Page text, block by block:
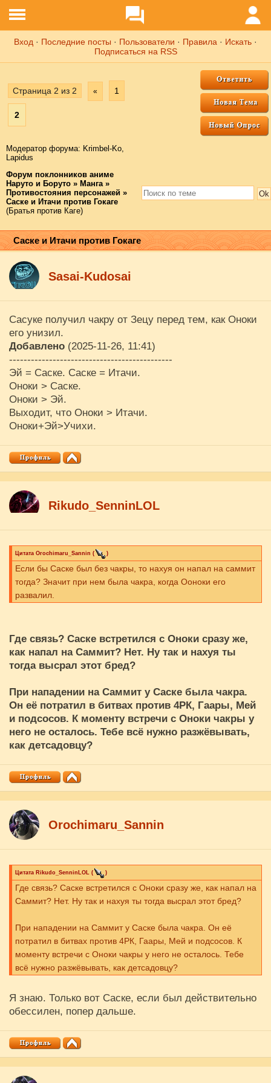
Вход · Последние посты · Пользователи · Правила · Искать ·
Подписаться на RSS
Страница 2 из 2 « 1
2
Модератор форума: Krimbel-Ko,
Lapidus
Форум поклонников аниме
Наруто и Боруто » Манга »
Противостояния персонажей »
Саске и Итачи против Гокаге
(Братья против Каге)
Саске и Итачи против Гокаге
Sasai-Kudosai
Сасуке получил чакру от Зецу перед тем, как Оноки
его унизил.
Добавлено (2025-11-26, 11:41)
---------------------------------------------
Эй = Саске. Саске = Итачи.
Оноки > Саске.
Оноки > Эй.
Выходит, что Оноки > Итачи.
Оноки+Эй>Учихи.
Rikudo_SenninLOL
Цитата Orochimaru_Sannin ( )
Если бы Саске был без чакры, то нахуя он напал на саммит
тогда? Значит при нем была чакра, когда Ооноки его
развалил.
Где связь? Саске встретился с Оноки сразу же,
как напал на Саммит? Нет. Ну так и нахуя ты
тогда высрал этот бред?
При нападении на Саммит у Саске была чакра.
Он её потратил в битвах против 4РК, Гаары, Мей
и подсосов. К моменту встречи с Оноки чакры у
него не осталось. Тебе всё нужно разжёвывать,
как детсадовцу?
Orochimaru_Sannin
Цитата Rikudo_SenninLOL ( )
Где связь? Саске встретился с Оноки сразу же, как напал на
Саммит? Нет. Ну так и нахуя ты тогда высрал этот бред?
При нападении на Саммит у Саске была чакра. Он её
потратил в битвах против 4РК, Гаары, Мей и подсосов. К
моменту встречи с Оноки чакры у него не осталось. Тебе
всё нужно разжёвывать, как детсадовцу?
Я знаю. Только вот Саске, если был действительно
обессилен, попер дальше.